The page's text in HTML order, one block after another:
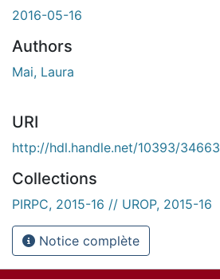
2016-05-16
Authors
Mai, Laura
URI
http://hdl.handle.net/10393/34663
Collections
PIRPC, 2015-16 // UROP, 2015-16
Notice complète